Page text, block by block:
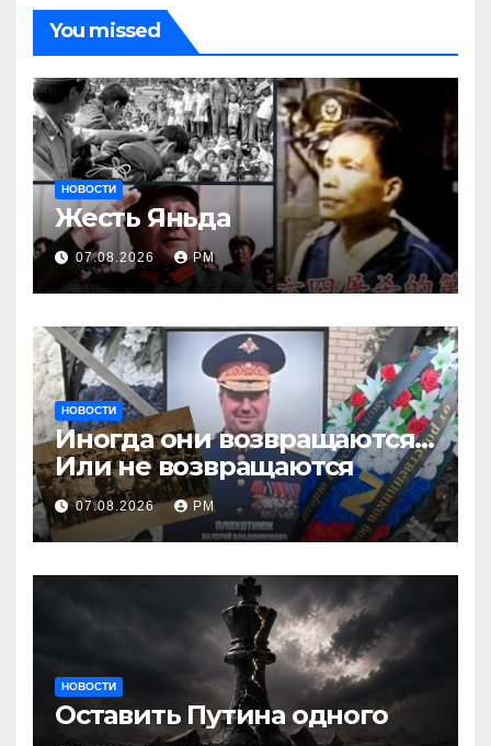
You missed
НОВОСТИ
Жесть Яньда
07.08.2026 РМ
НОВОСТИ
Иногда они возвращаются…
Или не возвращаются
07.08.2026 РМ
НОВОСТИ
Оставить Путина одного